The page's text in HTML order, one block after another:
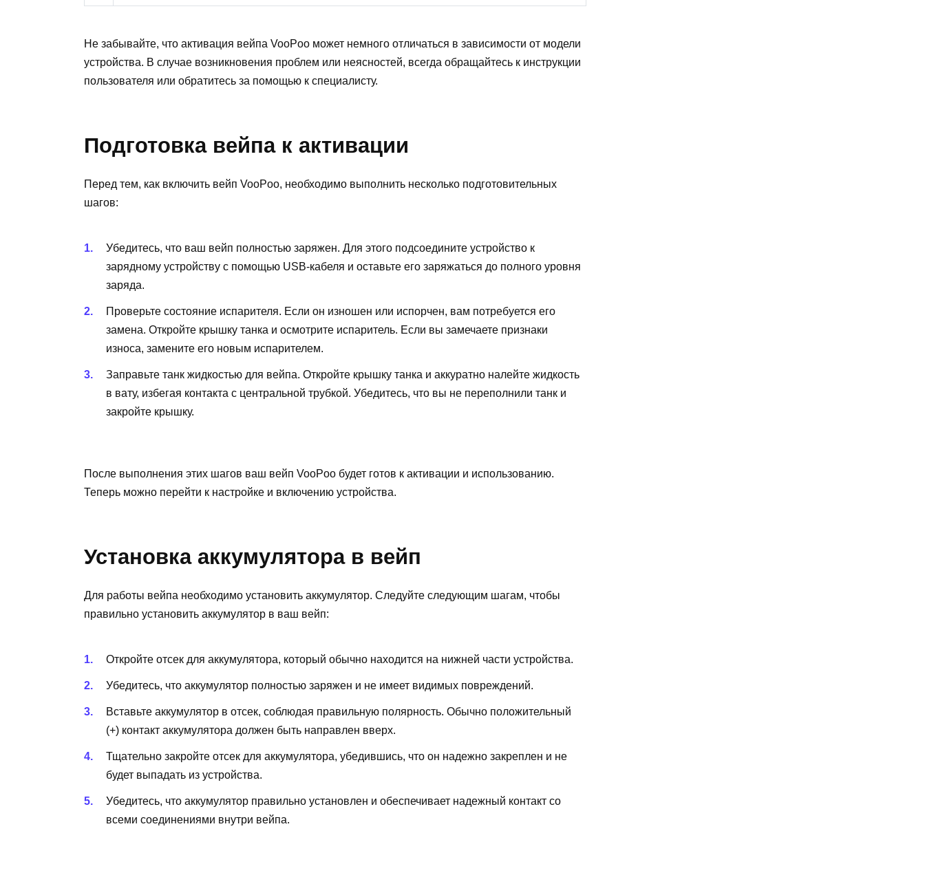
Не забывайте, что активация вейпа VooPoo может немного отличаться в зависимости от модели
устройства. В случае возникновения проблем или неясностей, всегда обращайтесь к инструкции
пользователя или обратитесь за помощью к специалисту.
Подготовка вейпа к активации
Перед тем, как включить вейп VooPoo, необходимо выполнить несколько подготовительных
шагов:
Убедитесь, что ваш вейп полностью заряжен. Для этого подсоедините устройство к
зарядному устройству с помощью USB-кабеля и оставьте его заряжаться до полного уровня
заряда.
Проверьте состояние испарителя. Если он изношен или испорчен, вам потребуется его
замена. Откройте крышку танка и осмотрите испаритель. Если вы замечаете признаки
износа, замените его новым испарителем.
Заправьте танк жидкостью для вейпа. Откройте крышку танка и аккуратно налейте жидкость
в вату, избегая контакта с центральной трубкой. Убедитесь, что вы не переполнили танк и
закройте крышку.
После выполнения этих шагов ваш вейп VooPoo будет готов к активации и использованию.
Теперь можно перейти к настройке и включению устройства.
Установка аккумулятора в вейп
Для работы вейпа необходимо установить аккумулятор. Следуйте следующим шагам, чтобы
правильно установить аккумулятор в ваш вейп:
Откройте отсек для аккумулятора, который обычно находится на нижней части устройства.
Убедитесь, что аккумулятор полностью заряжен и не имеет видимых повреждений.
Вставьте аккумулятор в отсек, соблюдая правильную полярность. Обычно положительный
(+) контакт аккумулятора должен быть направлен вверх.
Тщательно закройте отсек для аккумулятора, убедившись, что он надежно закреплен и не
будет выпадать из устройства.
Убедитесь, что аккумулятор правильно установлен и обеспечивает надежный контакт со
всеми соединениями внутри вейпа.